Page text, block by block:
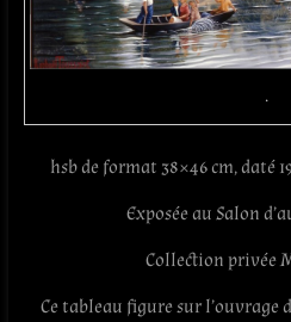
.
hsb de format 38×46 cm, daté
Exposée au Salon
Collection privée
Ce tableau figure sur l’ouvrage